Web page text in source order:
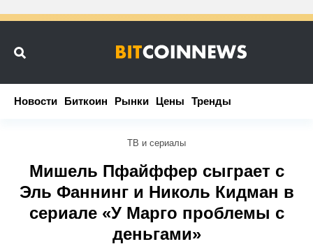
Новости Биткоин Рынки Цены Тренды
Новости Биткоин Рынки Цены Тренды
ТВ и сериалы
Мишель Пфайффер сыграет с
Эль Фаннинг и Николь Кидман в
сериале «У Марго проблемы с
деньгами»